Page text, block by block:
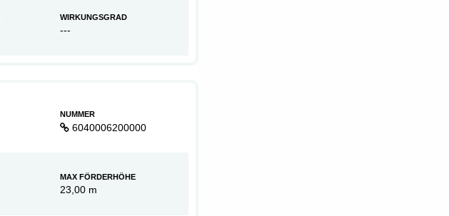
WIRKUNGSGRAD
---
NUMMER
6040006200000
MAX FÖRDERHÖHE
23,00 m